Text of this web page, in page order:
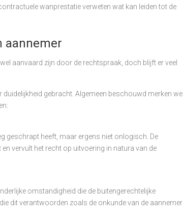
wanprestatie verweten wat kan leiden tot de
aannemer
aanvaard zijn door de rechtspraak, doch blijft er veel
gebracht. Algemeen beschouwd merken we
geschrapt heeft, maar ergens niet onlogisch. De
vervult het recht op uitvoering in natura van de
omstandigheid die de buitengerechtelijke
dit verantwoorden zoals de onkunde van de aannemer